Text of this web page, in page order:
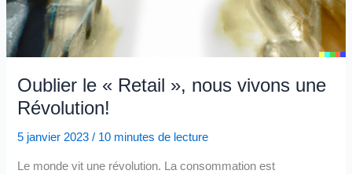
Oublier le « Retail », nous vivons une
Révolution!
5 janvier 2023/ 10 minutes de lecture
Le monde vit une révolution. La consommation est